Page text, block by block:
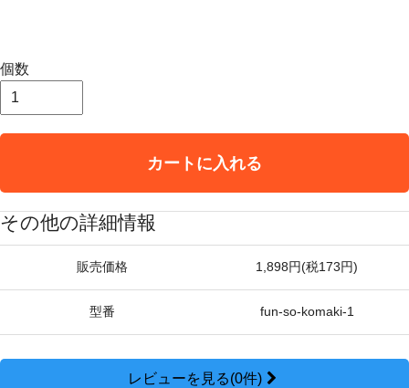
個数
カートに入れる
その他の詳細情報
販売価格 1,898円(税173円)
型番 fun-so-komaki-1
レビューを見る(0件)